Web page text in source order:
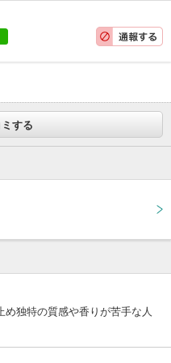
する
独特の質感や香りが苦手な人